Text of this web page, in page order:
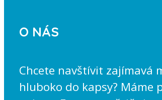
O NÁS
Chcete navštívit zajímavá
hluboko do kapsy? Máme